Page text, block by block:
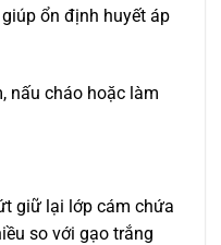
ổn định huyết áp
nấu cháo hoặc làm
giữ lại lớp cám chứa
so với gạo trắng